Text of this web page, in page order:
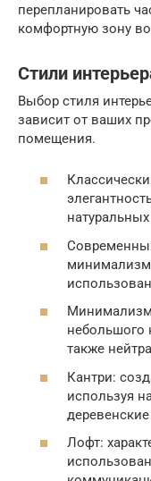
перепланировать
комфортную зону
Стили
Выбор стиля
зависит от ваших
помещения.
небольшого
также
Кантри:
используя
Лофт: